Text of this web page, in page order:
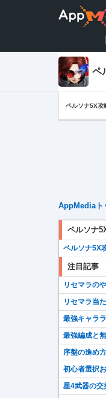
ペ
ペルソナ5X攻
AppMediaト
ペルソナ
ペルソナ5X
注目記事
リセマラの
リセマラ当
最強キャラ
最強編成と
序盤の進め方
初心者選択
星4武器の交